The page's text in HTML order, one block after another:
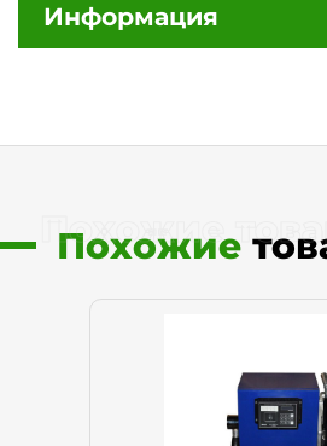
Информация
Похожие
Похожие